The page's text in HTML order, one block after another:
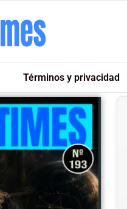
Términos y privacidad